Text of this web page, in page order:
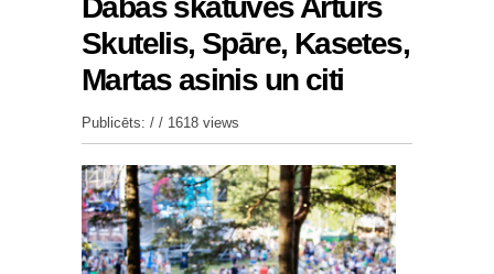
Dabas skatuves Arturs
Skutelis, Spāre, Kasetes,
Martas asinis un citi
Publicēts: / / 1618 views